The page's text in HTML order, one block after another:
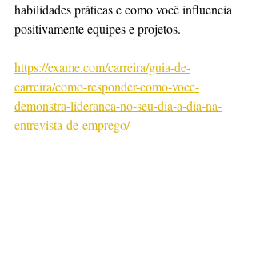
habilidades práticas e como você influencia
positivamente equipes e projetos.
https://exame.com/carreira/guia-de-
carreira/como-responder-como-voce-
demonstra-lideranca-no-seu-dia-a-dia-na-
entrevista-de-emprego/